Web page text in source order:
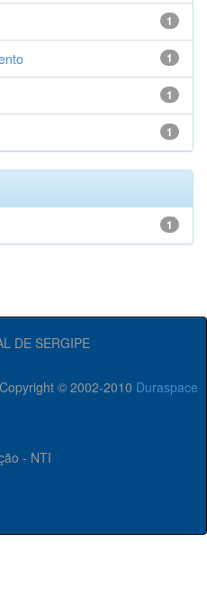
1
1
1
1
1
DE SERGIPE
Copyright © 2002-2010 Duraspace
- NTI